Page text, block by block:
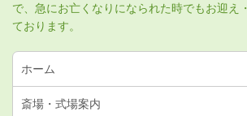
で、急にお亡くなりになられた時でもお迎え
ております。
ホーム
斎場・式場案内